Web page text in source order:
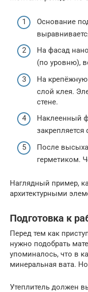
Основание
На фасад
(по уровню),
На крепёжную
слой клея.
стене.
Наклеенный
После
герметиком.
Наглядный пример,
архитектурными
Подготовка к
Перед тем как
нужно подобрать
упоминалось, что в
минеральная вата.
Утеплитель должен